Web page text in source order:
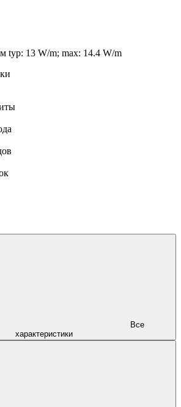
typ: 13 W/m; max: 14.4 W/m
характеристики